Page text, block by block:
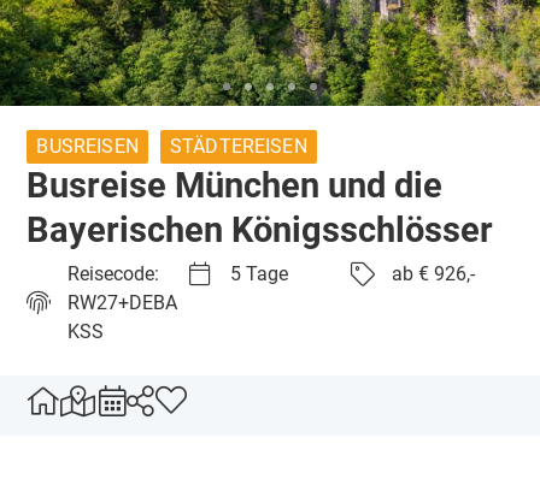
BUSREISEN STÄDTEREISEN
Busreise München und die
Bayerischen Königsschlösser
Reisecode:
RW27+DEBA
KSS
5 Tage ab € 926,-